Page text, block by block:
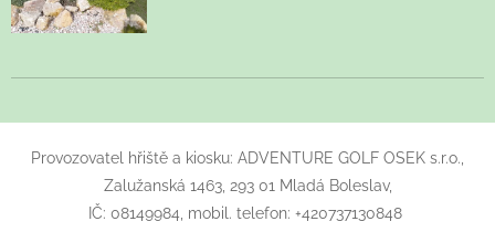
Provozovatel hřiště a kiosku: ADVENTURE GOLF OSEK s.r.o.,
Zalužanská 1463, 293 01 Mladá Boleslav,
IČ: 08149984, mobil. telefon: +420737130848